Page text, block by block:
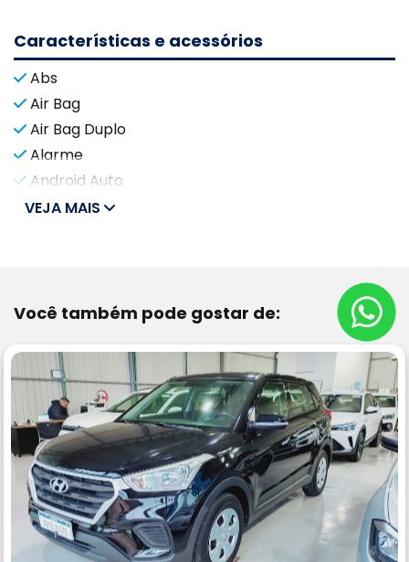
Características e acessórios
Abs
Air Bag
Air Bag Duplo
Alarme
Android Auto
VEJA MAIS
Você também pode gostar de: